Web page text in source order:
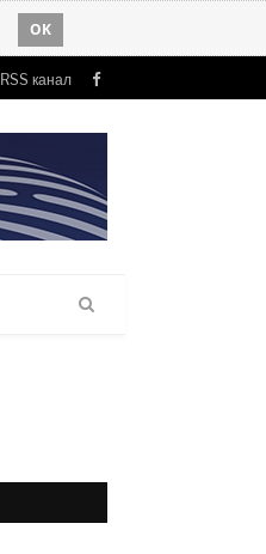
OK
RSS канал Facebook